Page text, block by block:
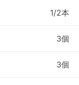
1/2本
3個
3個